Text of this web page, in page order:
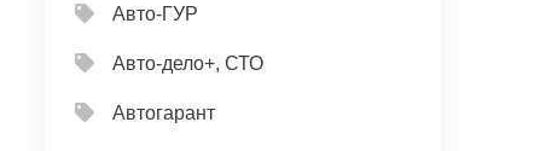
Авто-ГУР
Авто-дело+, СТО
Автогарант